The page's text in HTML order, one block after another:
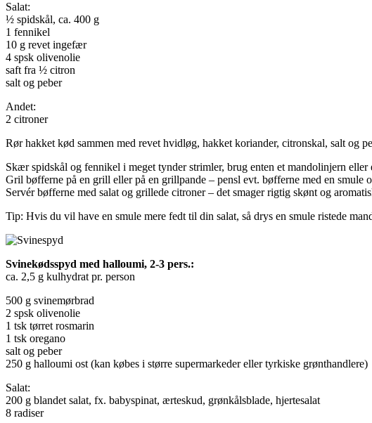
Salat:
½ spidskål, ca. 400 g
1 fennikel
10 g revet ingefær
4 spsk olivenolie
saft fra ½ citron
salt og peber
Andet:
2 citroner
Rør hakket kød sammen med revet hvidløg, hakket koriander, citronskal, salt og
Skær spidskål og fennikel i meget tynder strimler, brug enten et mandolinjern
Gril bøfferne på en grill eller på en grillpande – pensl evt. bøfferne med en
Servér bøfferne med salat og grillede citroner – det smager rigtig skønt og
Tip: Hvis du vil have en smule mere fedt til din salat, så drys en smule ristede
Svinekødsspyd med halloumi, 2-3 pers.:
ca. 2,5 g kulhydrat pr. person
500 g svinemørbrad
2 spsk olivenolie
1 tsk tørret rosmarin
1 tsk oregano
salt og peber
250 g halloumi ost (kan købes i større supermarkeder eller tyrkiske grønthandlere)
Salat:
200 g blandet salat, fx. babyspinat, ærteskud, grønkålsblade, hjertesalat
8 radiser